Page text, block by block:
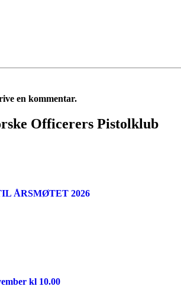
en kommentar.
Officerers Pistolklub
ÅRSMØTET 2026
kl 10.00